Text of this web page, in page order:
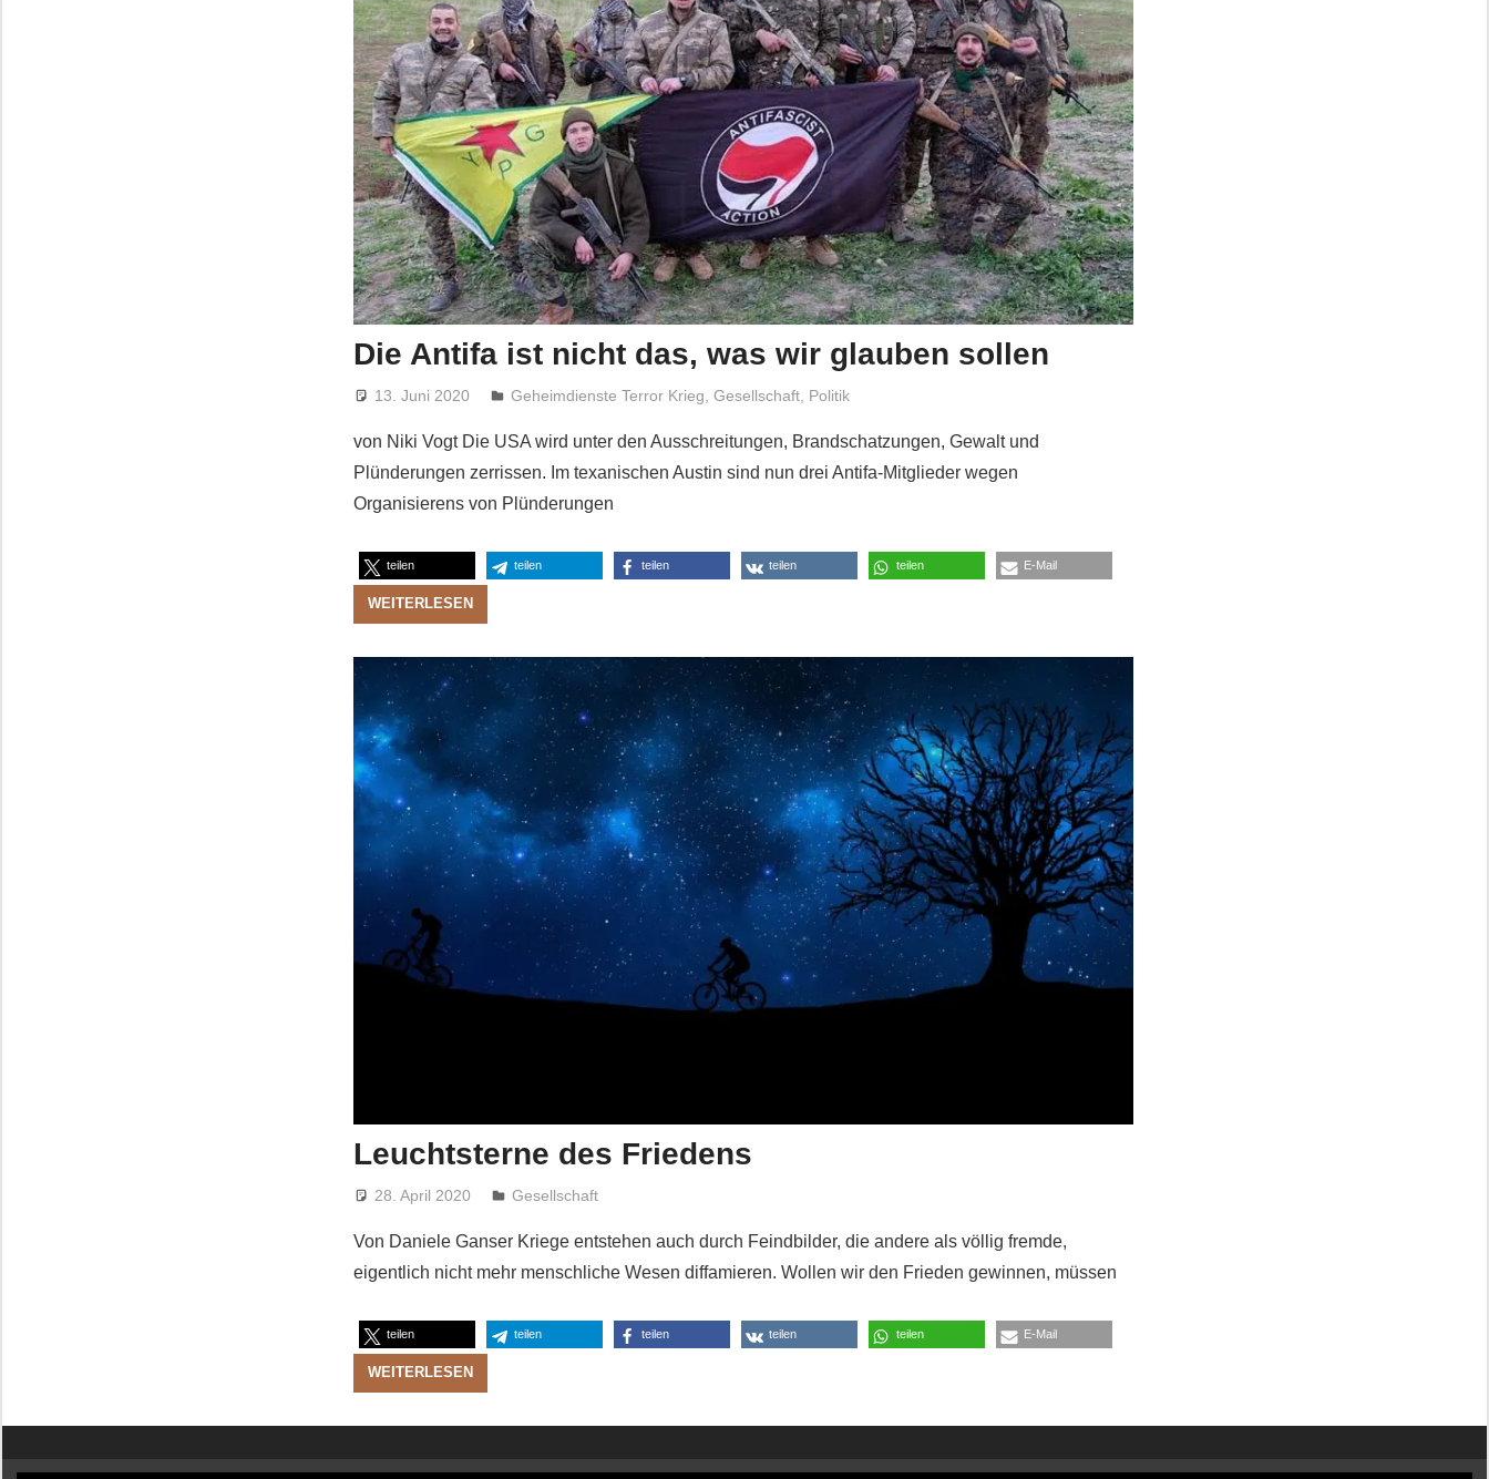
Die Antifa ist nicht das, was wir glauben sollen
13. Juni 2020 Niki Vogt
Geheimdienste Terror Krieg Gesellschaft, Politik
von Niki Vogt Die USA wird unter den Ausschreitungen, Brandschatzungen, Gewalt und
Plünderungen zerrissen. Im texanischen Austin sind nun drei Antifa-Mitglieder wegen
Organisierens von Plünderungen
teilen teilen teilen teilen teilen E-Mail
WEITERLESEN
Leuchtsterne des Friedens
28. April 2020 Niki Vogt
Gesellschaft
Von Daniele Ganser Kriege entstehen auch durch Feindbilder, die andere als völlig fremde,
eigentlich nicht mehr menschliche Wesen diffamieren. Wollen wir den Frieden gewinnen, müssen
teilen teilen teilen teilen teilen E-Mail
WEITERLESEN